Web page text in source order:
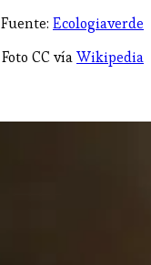
Fuente: Ecologiaverde
Foto CC víaWikipedia